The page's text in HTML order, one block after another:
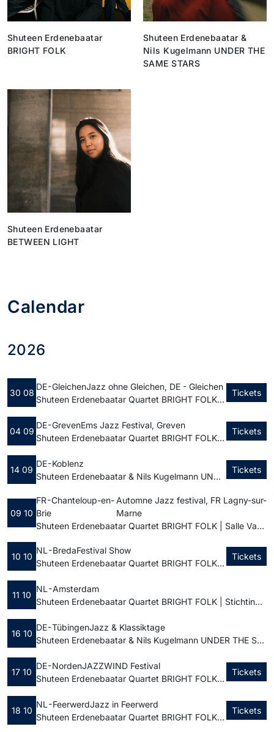
Shuteen Erdenebaatar
BRIGHT FOLK
Shuteen Erdenebaatar &
Nils Kugelmann UNDER THE
SAME STARS
Shuteen Erdenebaatar
BETWEEN LIGHT
Calendar
2026
30 08
DE - GleichenJazz ohne Gleichen, DE - Gleichen
Shuteen Erdenebaatar Quartet BRIGHT FOLK | Kulturscheune Rittmarshausen
Tickets
04 09
DE - GrevenEms Jazz Festival, Greven
Shuteen Erdenebaatar Quartet BRIGHT FOLK | Ballenlager
Tickets
14 09
DE - Koblenz
Shuteen Erdenebaatar & Nils Kugelmann UNDER THE SAME STARS | Cafe Hahn
Tickets
09 10
FR - Chanteloup-en-
Brie
Automne Jazz festival, FR Lagny-sur-
Marne
Shuteen Erdenebaatar Quartet BRIGHT FOLK | Salle Van Dongen
10 10
NL - BredaFestival Show
Shuteen Erdenebaatar Quartet BRIGHT FOLK | Holland Casino Breda
Tickets
11 10
NL - Amsterdam
Shuteen Erdenebaatar Quartet BRIGHT FOLK | Stichting BIMHUIS
16 10
DE - TübingenJazz & Klassiktage
Shuteen Erdenebaatar & Nils Kugelmann UNDER THE SAME STARS | C. Bechstein Centrum Tübingen
17 10
DE - NordenJAZZWIND Festival
Shuteen Erdenebaatar Quartet BRIGHT FOLK | Forum der KVHS in Norden
Tickets
18 10
NL - FeerwerdJazz in Feerwerd
Shuteen Erdenebaatar Quartet BRIGHT FOLK | Kerk Feerwerd⛪
Tickets